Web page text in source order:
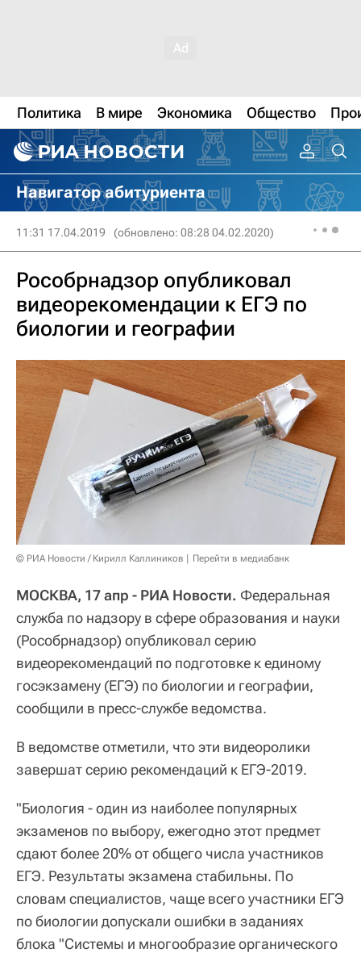
Политика В мире Экономика Общество
Навигатор абитуриента
11:31 17.04.2019 (обновлено: 08:28 04.02.2020)
Рособрнадзор опубликовал
видеорекомендации к ЕГЭ по
биологии и географии
© РИА Новости / Кирилл Каллиников Перейти в медиабанк
МОСКВА, 17 апр - РИА Новости. Федеральная
служба по надзору в сфере образования и науки
(Рособрнадзор) опубликовал серию
видеорекомендаций по подготовке к единому
госэкзамену (ЕГЭ) по биологии и географии,
сообщили в пресс-службе ведомства.
В ведомстве отметили, что эти видеоролики
завершат серию рекомендаций к ЕГЭ-2019.
"Биология - один из наиболее популярных
экзаменов по выбору, ежегодно этот предмет
сдают более 20% от общего числа участников
ЕГЭ. Результаты экзамена стабильны. По
словам специалистов, чаще всего участники ЕГЭ
по биологии допускали ошибки в заданиях
блока "Системы и многообразие органического